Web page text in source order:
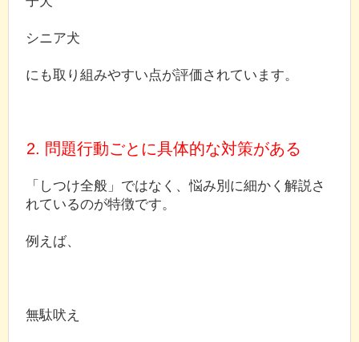
シニア犬
にも取り組みやすい点が評価されています。
2. 問題行動ごとに具体的な対策がある
「しつけ全般」ではなく、悩み別に細かく解説さ
れているのが特徴です。
例えば、
無駄吠え